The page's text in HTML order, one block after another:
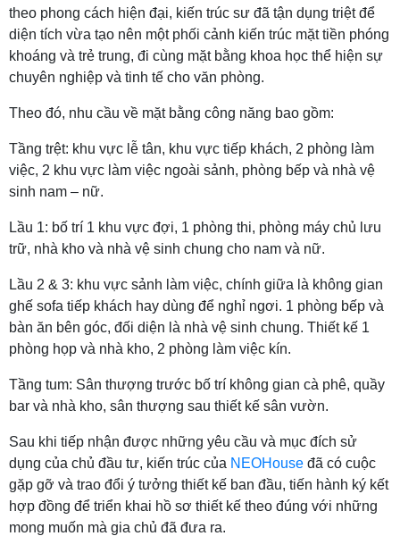
theo phong cách hiện đại, kiến trúc sư đã tận dụng triệt để
diện tích vừa tạo nên một phối cảnh kiến trúc mặt tiền phóng
khoáng và trẻ trung, đi cùng mặt bằng khoa học thể hiện sự
chuyên nghiệp và tinh tế cho văn phòng.
Theo đó, nhu cầu về mặt bằng công năng bao gồm:
Tầng trệt: khu vực lễ tân, khu vực tiếp khách, 2 phòng làm
việc, 2 khu vực làm việc ngoài sảnh, phòng bếp và nhà vệ
sinh nam – nữ.
Lầu 1: bố trí 1 khu vực đợi, 1 phòng thi, phòng máy chủ lưu
trữ, nhà kho và nhà vệ sinh chung cho nam và nữ.
Lầu 2 & 3: khu vực sảnh làm việc, chính giữa là không gian
ghế sofa tiếp khách hay dùng để nghỉ ngơi. 1 phòng bếp và
bàn ăn bên góc, đối diện là nhà vệ sinh chung. Thiết kế 1
phòng họp và nhà kho, 2 phòng làm việc kín.
Tầng tum: Sân thượng trước bố trí không gian cà phê, quầy
bar và nhà kho, sân thượng sau thiết kế sân vườn.
Sau khi tiếp nhận được những yêu cầu và mục đích sử
dụng của chủ đầu tư, kiến trúc của NEOHouse đã có cuộc
gặp gỡ và trao đổi ý tưởng thiết kế ban đầu, tiến hành ký kết
hợp đồng để triển khai hồ sơ thiết kế theo đúng với những
mong muốn mà gia chủ đã đưa ra.